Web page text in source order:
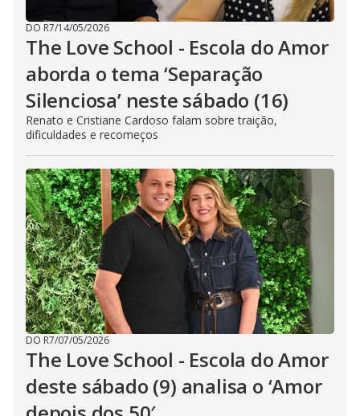
DO R7/14/05/2026
The Love School - Escola do Amor
aborda o tema ‘Separação
Silenciosa’ neste sábado (16)
Renato e Cristiane Cardoso falam sobre traição,
dificuldades e recomeços
DO R7/07/05/2026
The Love School - Escola do Amor
deste sábado (9) analisa o ‘Amor